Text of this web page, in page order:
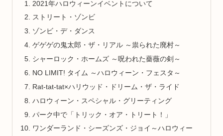
2021年ハロウィーンイベントについて
ストリート・ゾンビ
ゾンビ・デ・ダンス
ゲゲゲの鬼太郎・ザ・リアル ～祟られた廃村～
シャーロック・ホームズ ～呪われた薔薇の剣～
NO LIMIT! タイム ～ハロウィーン・フェスタ～
Rat-tat-tat×ハリウッド・ドリーム・ザ・ライド
ハロウィーン・スペシャル・グリーティング
パーク中で「トリック・オア・トリート！」
ワンダーランド・シーズンズ・ジョイ～ハロウィー